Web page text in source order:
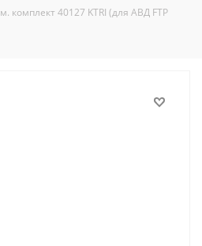
комплект 40127 KTRI (для АВД FTP